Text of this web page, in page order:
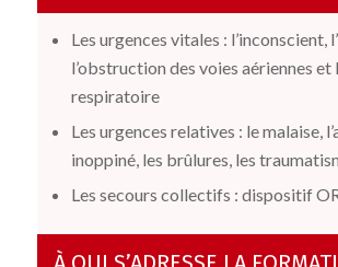
Les urgences vitales : l’inconscient,
l’obstruction des voies aériennes et
respiratoire
Les urgences relatives : le malaise,
inoppiné, les brûlures, les
Les secours collectifs : dispositif